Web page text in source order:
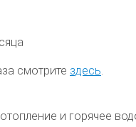
смотрите здесь
и горячее